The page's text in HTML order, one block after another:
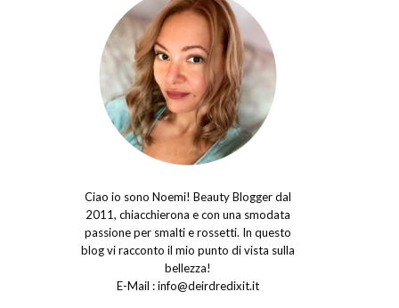
Ciao io sono Noemi! Beauty Blogger dal
2011, chiacchierona e con una smodata
passione per smalti e rossetti. In questo
blog vi racconto il mio punto di vista sulla
bellezza!
E-Mail :info@deirdredixit.it